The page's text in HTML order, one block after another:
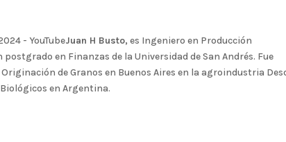
Juan H Busto, es Ingeniero en Producción
en Finanzas de la Universidad de San Andrés. Fue
de Granos en Buenos Aires en la agroindustria
en Argentina.